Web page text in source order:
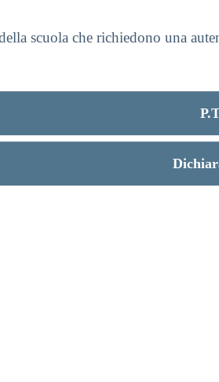
scuola che richiedono una
per gestire contenuti,